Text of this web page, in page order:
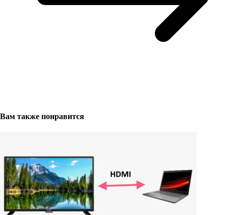
Вам также понравится